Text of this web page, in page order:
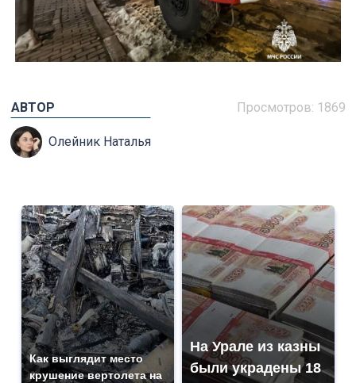
Просмотров: 1869
АВТОР
Олейник Наталья
Как выглядит место
крушение вертолета на
На Урале из казны
были украдены 18